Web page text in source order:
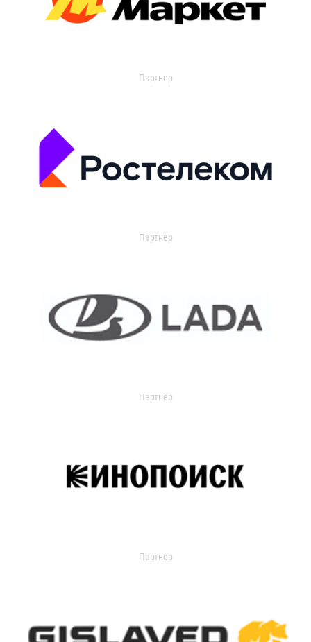
Партнер
Партнер
Партнер
Партнер